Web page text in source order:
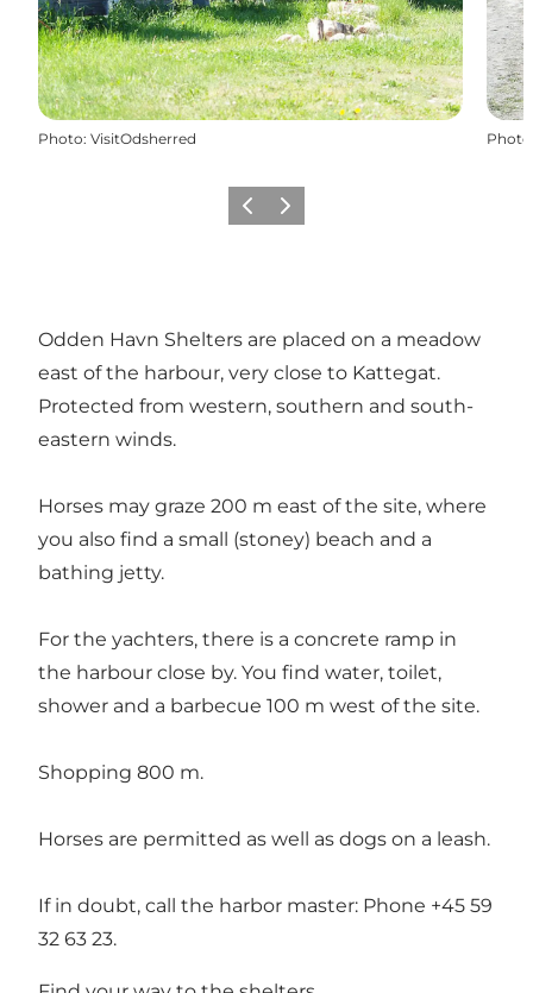
Photo: VisitOdsherred Photo
PrécédentSuivant
Odden Havn Shelters are placed on a meadow
east of the harbour, very close to Kattegat.
Protected from western, southern and south-
eastern winds.
Horses may graze 200 m east of the site, where
you also find a small (stoney) beach and a
bathing jetty.
For the yachters, there is a concrete ramp in
the harbour close by. You find water, toilet,
shower and a barbecue 100 m west of the site.
Shopping 800 m.
Horses are permitted as well as dogs on a leash.
If in doubt, call the harbor master: Phone +45 59
32 63 23.